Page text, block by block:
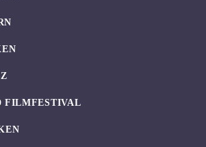
FILMFESTIVAL